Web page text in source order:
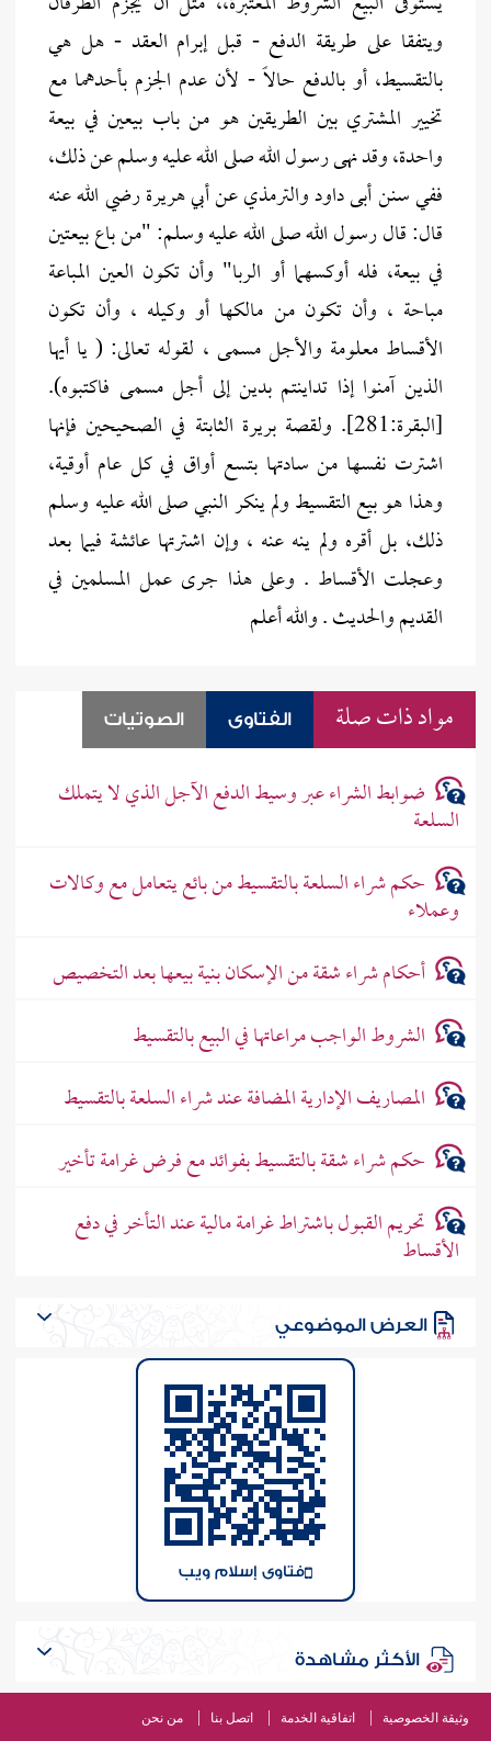
ويتفقا على طريقة الدفع - قبل إبرام العقد - هل هي
بالتقسيط، أو بالدفع حالاً - لأن عدم الجزم بأحدهما مع
تخيير المشتري بين الطريقين هو من باب بيعين في بيعة
واحدة، وقد نهى رسول الله صلى الله عليه وسلم عن ذلك،
ففي سنن أبى داود والترمذي عن أبي هريرة رضي الله عنه
قال: قال رسول الله صلى الله عليه وسلم: "من باع بيعتين
في بيعة، فله أوكسهما أو الربا" وأن تكون العين المباعة
مباحة ، وأن تكون من مالكها أو وكيله ، وأن تكون
الأقساط معلومة والأجل مسمى ، لقوله تعالى: ( يا أيها
الذين آمنوا إذا تداينتم بدين إلى أجل مسمى فاكتبوه).
[البقرة:281]. ولقصة بريرة الثابتة في الصحيحين فإنها
اشترت نفسها من سادتها بتسع أواق في كل عام أوقية،
وهذا هو بيع التقسيط ولم ينكر النبي صلى الله عليه وسلم
ذلك، بل أقره ولم ينه عنه ، وإن اشترتها عائشة فيما بعد
وعجلت الأقساط . وعلى هذا جرى عمل المسلمين في
القديم والحديث . والله أعلم
مواد ذات صلة الفتاوى الصوتيات
ضوابط الشراء عبر وسيط الدفع الآجل الذي لا يتملك
السلعة
حكم شراء السلعة بالتقسيط من بائع يتعامل مع وكالات
وعملاء
أحكام شراء شقة من الإسكان بنية بيعها بعد التخصيص
الشروط الواجب مراعاتها في البيع بالتقسيط
المصاريف الإدارية المضافة عند شراء السلعة بالتقسيط
حكم شراء شقة بالتقسيط بفوائد مع فرض غرامة تأخير
تحريم القبول باشتراط غرامة مالية عند التأخر في دفع
الأقساط
العرض الموضوعي
فتاوى إسلام ويب
الأكثر مشاهدة
وثيقة الخصوصية اتفاقية الخدمة اتصل بنا من نحن